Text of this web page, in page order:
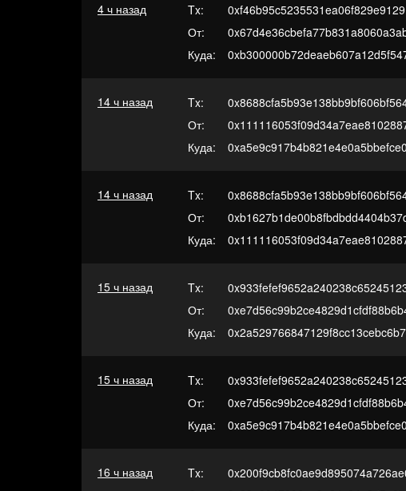
4 ч назад Tx:
От:
Куда:
14 ч назад Tx:
От:
Куда:
14 ч назад Tx:
От:
Куда:
15 ч назад Tx:
От:
Куда:
15 ч назад Tx:
От:
Куда:
16 ч назад Tx: